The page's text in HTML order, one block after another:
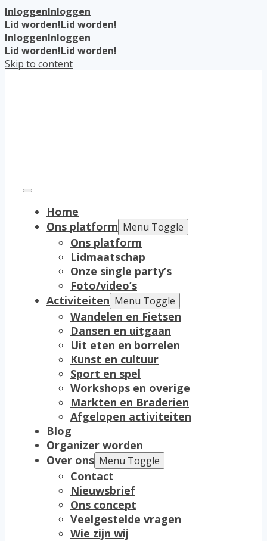
InloggenInloggen
Lid worden!Lid worden!
InloggenInloggen
Lid worden!Lid worden!
Skip to content
Home
Ons platform Menu Toggle
Ons platform
Lidmaatschap
Onze single party’s
Foto/video’s
Activiteiten Menu Toggle
Wandelen en Fietsen
Dansen en uitgaan
Uit eten en borrelen
Kunst en cultuur
Sport en spel
Workshops en overige
Markten en Braderien
Afgelopen activiteiten
Blog
Organizer worden
Over ons Menu Toggle
Contact
Nieuwsbrief
Ons concept
Veelgestelde vragen
Wie zijn wij